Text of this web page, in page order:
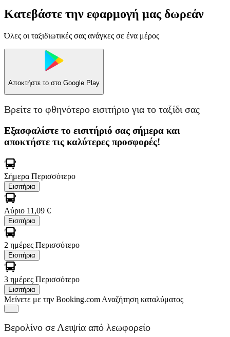
Κατεβάστε την εφαρμογή μας δωρεάν
Όλες οι ταξιδιωτικές σας ανάγκες σε ένα μέρος
Αποκτήστε το στο Google Play
Βρείτε το φθηνότερο εισιτήριο για το ταξίδι σας
Εξασφαλίστε το εισιτήριό σας σήμερα και
αποκτήστε τις καλύτερες προσφορές!
Σήμερα Περισσότερο
Εισιτήρια
Αύριο 11,09 €
Εισιτήρια
2 ημέρες Περισσότερο
Εισιτήρια
3 ημέρες Περισσότερο
Εισιτήρια
Μείνετε με την Booking.com Aναζήτηση καταλύματος
Βερολίνο σε Λειψία από λεωφορείο